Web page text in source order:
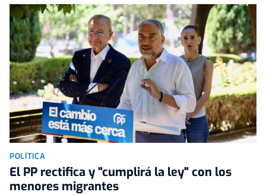
POLÍTICA
El PP rectifica y "cumplirá la ley" con los
menores migrantes